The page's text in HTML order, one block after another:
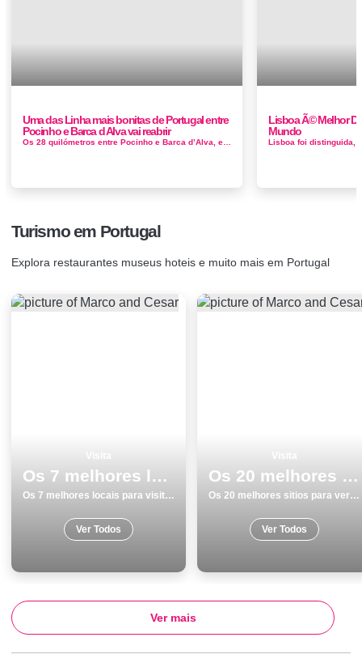
Uma das Linha mais bonitas de Portugal entre
Pocinho e Barca d Alva vai reabrir
Lisboa Ã© Melhor
Mundo
Turismo em Portugal
Explora restaurantes museus hoteis e muito mais em Portugal
Os 7 melhores locais para visitar na Ilha de SÃ£o Miguel
Os 7 melhores locais para visitar na Ilha de SÃ£o Miguel
Ver Todos
Os 20 melhores sitios para ver e visitar em Braga
Os 20 melhores sitios para ver e visitar em Braga
Ver Todos
Ver mais